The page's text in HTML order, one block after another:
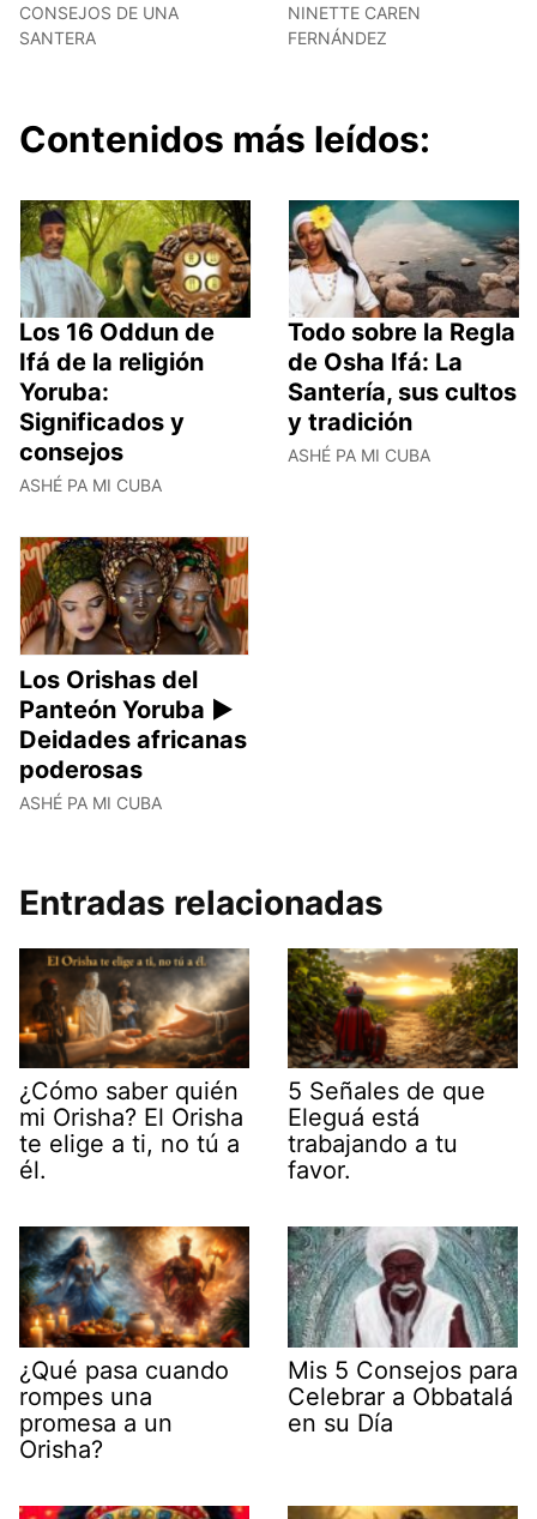
CONSEJOS DE UNA
SANTERA
NINETTE CAREN
FERNÁNDEZ
Contenidos más leídos:
Los 16 Oddun de
Ifá de la religión
Yoruba:
Significados y
consejos
ASHÉ PA MI CUBA
Todo sobre la Regla
de Osha Ifá: La
Santería, sus cultos
y tradición
ASHÉ PA MI CUBA
Los Orishas del
Panteón Yoruba ►
Deidades africanas
poderosas
ASHÉ PA MI CUBA
Entradas relacionadas
¿Cómo saber quién
mi Orisha? El Orisha
te elige a ti, no tú a
él.
5 Señales de que
Eleguá está
trabajando a tu
favor.
¿Qué pasa cuando
rompes una
promesa a un
Orisha?
Mis 5 Consejos para
Celebrar a Obbatalá
en su Día